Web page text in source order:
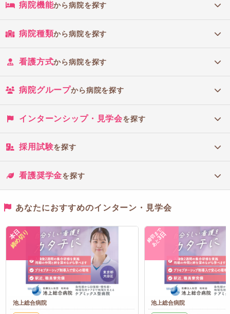
病院機能から病院を探す
病院種類から病院を探す
看護方式から病院を探す
病院グループから病院を探す
インターンシップ・見学会を探す
採用試験を探す
看護奨学金を探す
あなたにおすすめのインターン・見学会
本日
締め切り
池上総合病院
締切まで
あと
3日
池上総合病院